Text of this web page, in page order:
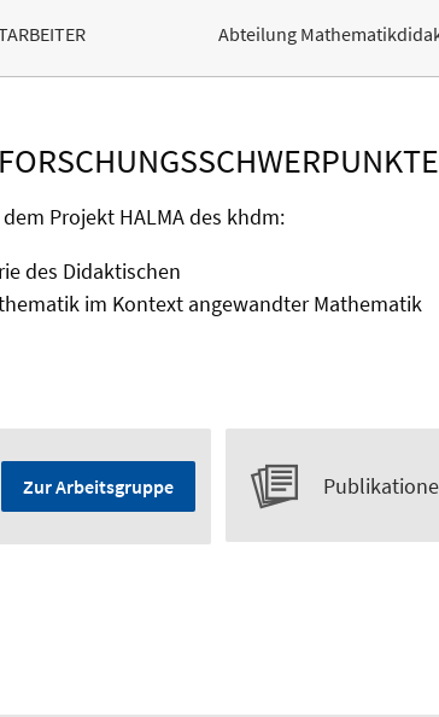
Abteilung
FORSCHUNGSSCHWERPUNKTE
Projekt HALMA des khdm:
des Didaktischen
im Kontext angewandter Mathematik
Zur Arbeitsgruppe